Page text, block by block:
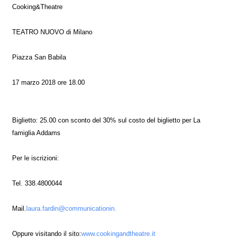
Cooking&Theatre
TEATRO NUOVO di Milano
Piazza San Babila
17 marzo 2018 ore 18.00
Biglietto: 25.00 con sconto del 30% sul costo del biglietto per La
famiglia Addams
Per le iscrizioni:
Tel. 338.4800044
Mail. laura.fardin@communicationin.
Oppure visitando il sito:www.cookingandtheatre.it